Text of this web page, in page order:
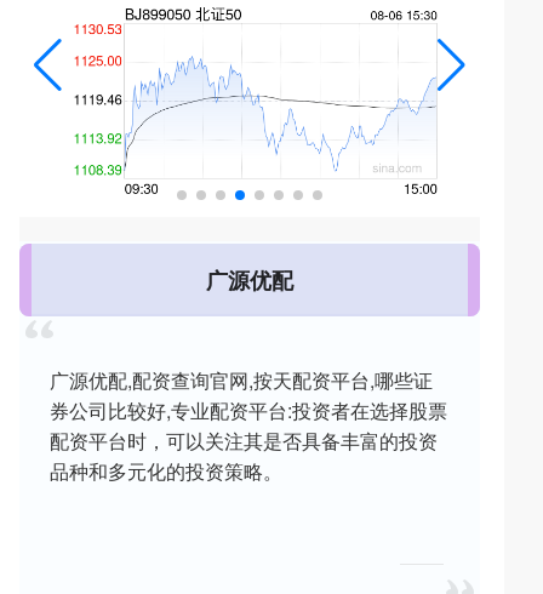
广源优配
广源优配,配资查询官网,按天配资平台,哪些证
券公司比较好,专业配资平台:投资者在选择股票
配资平台时，可以关注其是否具备丰富的投资
品种和多元化的投资策略。